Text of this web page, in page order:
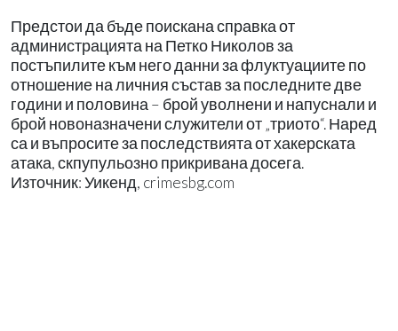
Предстои да бъде поискана справка от
администрацията на Петко Николов за
постъпилите към него данни за флуктуациите по
отношение на личния състав за последните две
години и половина – брой уволнени и напуснали и
брой новоназначени служители от „триото“. Наред
са и въпросите за последствията от хакерската
атака, скпупульозно прикривана досега.
Източник: Уикенд, crimesbg.com